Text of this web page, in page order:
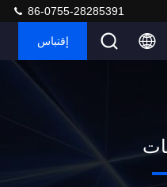
86-0755-28285391
إقتباس